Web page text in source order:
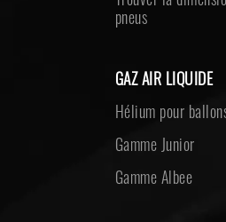
pneus
GAZ AIR LIQUIDE
Hélium pour
Gamme Junior
Gamme Albee